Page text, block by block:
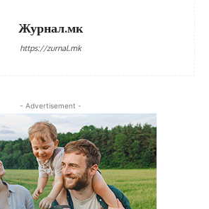
Журнал.мк
https://zurnal.mk
- Advertisement -